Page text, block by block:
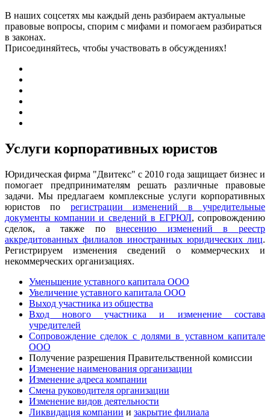
В наших соцсетях мы каждый день разбираем актуальные
правовые вопросы, спорим с мифами и помогаем разбираться
в законах.
Присоединяйтесь, чтобы участвовать в обсуждениях!
Услуги корпоративных юристов
Юридическая фирма "Двитекс" с 2010 года защищает бизнес и
помогает предпринимателям решать различные правовые
задачи. Мы предлагаем комплексные услуги корпоративных
юристов по регистрации изменений в учредительные
документы компании и сведений в ЕГРЮЛ, сопровождению
сделок, а также повнесению изменений в реестр
аккредитованных филиалов иностранных юридических лиц.
Регистрируем изменения сведений о коммерческих и
некоммерческих организациях.
Уменьшение уставного капитала ООО
Увеличение уставного капитала ООО
Выход участника из общества
Вход нового участника и изменение состава
учредителей
Сопровождение сделок с долями в уставном капитале
ООО
Получение разрешения Правительственной комиссии
Изменение наименования организации
Изменение адреса компании
Смена руководителя организации
Изменение видов деятельности
Ликвидация компании и закрытие филиала